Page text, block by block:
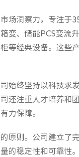
场洞察力，专注于
变、储能PCS变流
等经典设备。这些
始终坚持以科技求
还注重人才培养和
力保障。
则。公司建立了
的稳定性和可靠性